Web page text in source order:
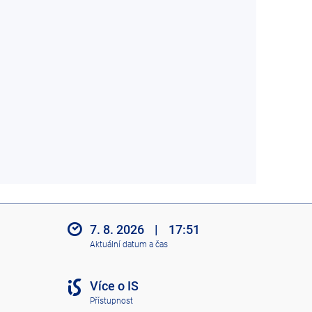
7. 8. 2026 | 17:51
Aktuální datum a čas
Více o IS
Přístupnost